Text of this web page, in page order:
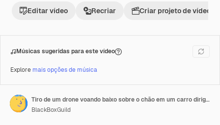
Editar vídeo Recriar Criar projeto de vídeo
Músicas sugeridas para este vídeo
Explore mais opções de música
Tiro de um drone voando baixo sobre o chão em um carro dirigindo ao longo da estrada em uma floresta verde no verão
BlackBoxGuild